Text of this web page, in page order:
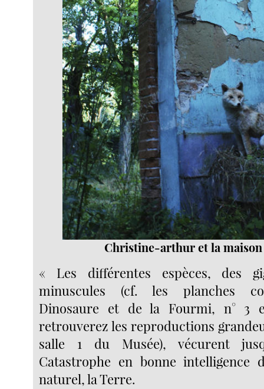
Christine-arthur et la maison
« Les différentes espèces, des
minuscules (cf. les planches
Dinosaure et de la Fourmi, n° 3
retrouverez les reproductions
salle 1 du Musée), vécurent
Catastrophe en bonne intelligence
naturel, la Terre.